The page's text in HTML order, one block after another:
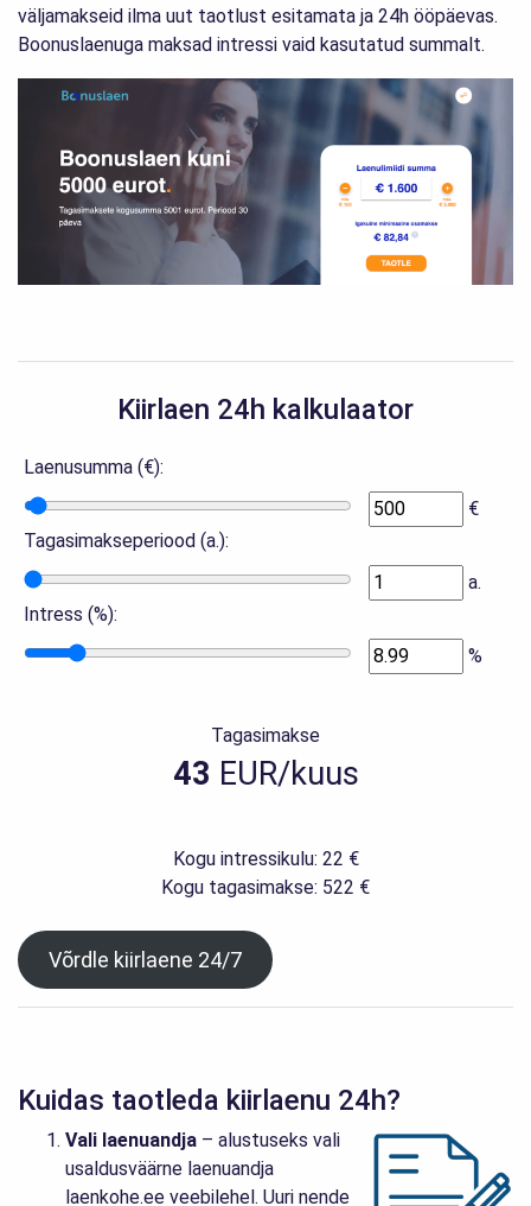
väljamakseid ilma uut taotlust esitamata ja 24h ööpäevas.
Boonuslaenuga maksad intressi vaid kasutatud summalt.
Kiirlaen 24h kalkulaator
Laenusumma (€):
€
Tagasimakseperiood (a.):
a.
Intress (%):
%
Tagasimakse
43 EUR/kuus
Kogu intressikulu: 22 €
Kogu tagasimakse: 522 €
Võrdle kiirlaene 24/7
Kuidas taotleda kiirlaenu 24h?
Vali laenuandja – alustuseks vali
usaldusväärne laenuandja
laenkohe.ee veebilehel. Uuri nende